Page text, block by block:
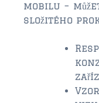
mobilu –
složitého